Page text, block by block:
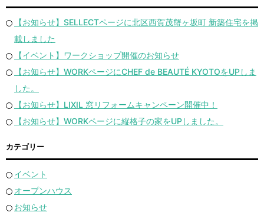
【お知らせ】SELLECTページに北区西賀茂蟹ヶ坂町 新築住宅を掲
載しました
【イベント】ワークショップ開催のお知らせ
【お知らせ】WORKページにCHEF de BEAUTÉ KYOTOをUPしま
した。
【お知らせ】LIXIL 窓リフォームキャンペーン開催中！
【お知らせ】WORKページに縦格子の家をUPしました。
カテゴリー
イベント
オープンハウス
お知らせ